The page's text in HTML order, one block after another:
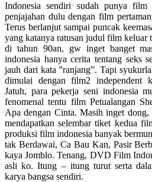
Indonesia sendiri sudah punya film
penjajahan dulu dengan film
Terus berlanjut sampai puncak
yang katanya ratusan judul film keluar
di tahun 90an, gw inget banget
indonesia hanya cerita tentang seks
jauh dari kata ”ranjang”. Tapi
dimulai dengan film2 independent
Jatuh, para pekerja seni indonesia
fenomenal tentu film Petualangan
Apa dengan Cinta. Masih inget
mendapatkan selembar tiket kedua
produksi film indonesia banyak
tak Berdawai, Ca Bau Kan, Pasir
kaya Jomblo. Tenang, DVD Film
asli ko. Itung – itung turut serta
karya bangsa sendiri.